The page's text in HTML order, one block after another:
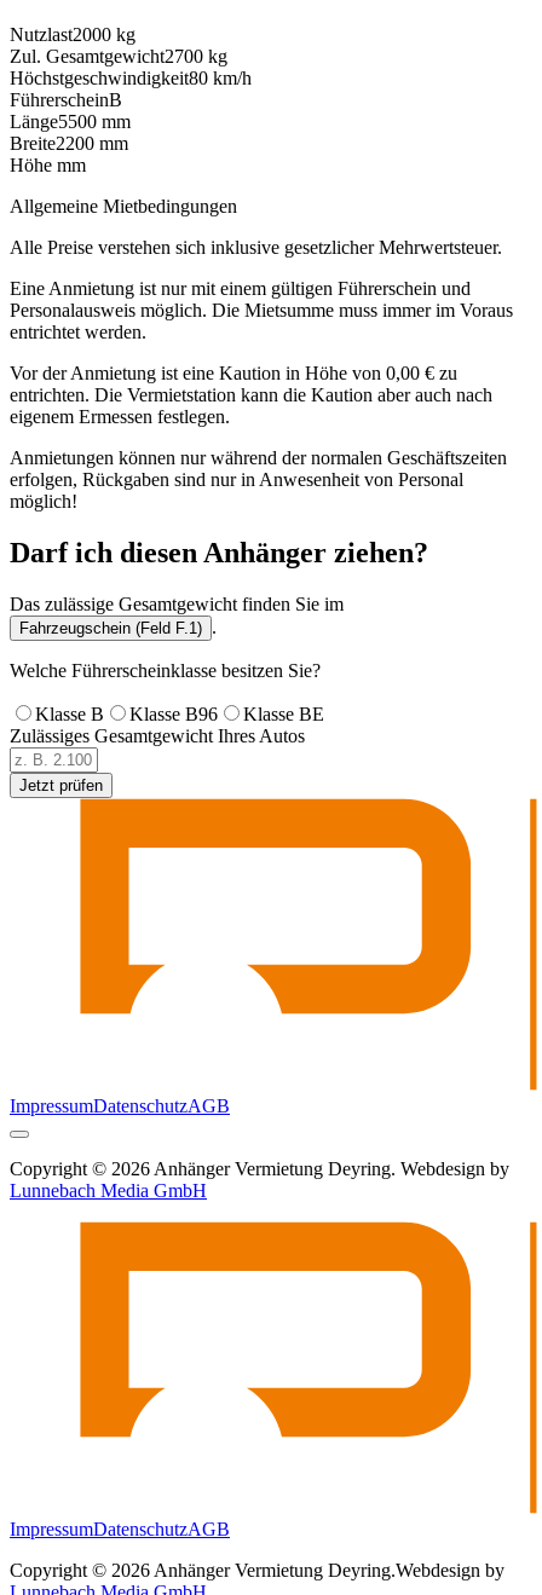
Nutzlast2000 kg
Zul. Gesamtgewicht2700 kg
Höchstgeschwindigkeit80 km/h
FührerscheinB
Länge5500 mm
Breite2200 mm
Höhe mm
Allgemeine Mietbedingungen
Alle Preise verstehen sich inklusive gesetzlicher Mehrwertsteuer.
Eine Anmietung ist nur mit einem gültigen Führerschein und
Personalausweis möglich. Die Mietsumme muss immer im Voraus
entrichtet werden.
Vor der Anmietung ist eine Kaution in Höhe von 0,00 € zu
entrichten. Die Vermietstation kann die Kaution aber auch nach
eigenem Ermessen festlegen.
Anmietungen können nur während der normalen Geschäftszeiten
erfolgen, Rückgaben sind nur in Anwesenheit von Personal
möglich!
Darf ich diesen Anhänger ziehen?
Das zulässige Gesamtgewicht finden Sie im
Fahrzeugschein (Feld F.1) .
Welche Führerscheinklasse besitzen Sie?
Klasse B Klasse B96
Klasse BE
Zulässiges Gesamtgewicht Ihres Autos
Jetzt prüfen
ImpressumDatenschutzAGB
Copyright © 2026 Anhänger Vermietung Deyring. Webdesign by
Lunnebach Media GmbH
ImpressumDatenschutzAGB
Copyright © 2026 Anhänger Vermietung Deyring.Webdesign by